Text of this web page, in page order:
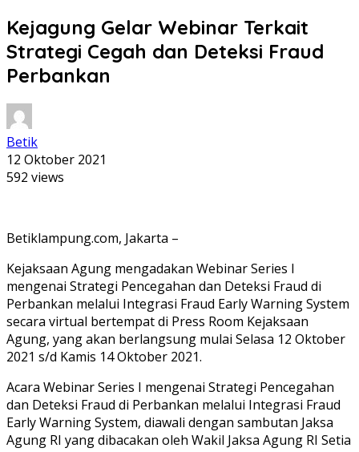
Kejagung Gelar Webinar Terkait
Strategi Cegah dan Deteksi Fraud
Perbankan
Betik
12 Oktober 2021
592 views
Betiklampung.com, Jakarta –
Kejaksaan Agung mengadakan Webinar Series I
mengenai Strategi Pencegahan dan Deteksi Fraud di
Perbankan melalui Integrasi Fraud Early Warning System
secara virtual bertempat di Press Room Kejaksaan
Agung, yang akan berlangsung mulai Selasa 12 Oktober
2021 s/d Kamis 14 Oktober 2021.
Acara Webinar Series I mengenai Strategi Pencegahan
dan Deteksi Fraud di Perbankan melalui Integrasi Fraud
Early Warning System, diawali dengan sambutan Jaksa
Agung RI yang dibacakan oleh Wakil Jaksa Agung RI Setia